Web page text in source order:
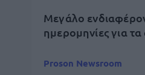
Μεγάλο
ημερομηνίες για
Proson Newsroom